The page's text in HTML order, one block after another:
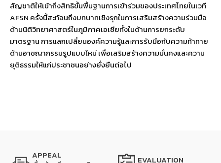
สัญชาติให้เข้าถึงสิทธิขั้นพื้นฐานการเข้าร่วมของประเทศไทยในเวที
AFSN ครั้งนี้สะท้อนถึงบทบาทเชิงรุกในการเสริมสร้างความร่วมมือ
ด้านนิติวิทยาศาสตร์ในภูมิภาคเอเชียทั้งในด้านการยกระดับ
มาตรฐาน การแลกเปลี่ยนองค์ความรู้และการรับมือกับความท้าทาย
ด้านอาชญากรรมรูปแบบใหม่ เพื่อเสริมสร้างความมั่นคงและความ
ยุติธรรมให้แก่ประชาชนอย่างยั่งยืนต่อไป
APPEAL EVALUATION